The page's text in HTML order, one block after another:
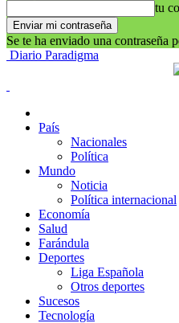
tu
Se te ha enviado una contraseña
Diario Paradigma
País
Nacionales
Política
Mundo
Noticia
Política internacional
Economía
Salud
Farándula
Deportes
Liga Española
Otros deportes
Sucesos
Tecnología